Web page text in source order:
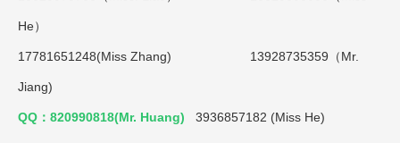
He）
17781651248(Miss Zhang) 13928735359（Mr.
Jiang)
QQ：820990818(Mr. Huang) 3936857182 (Miss He)